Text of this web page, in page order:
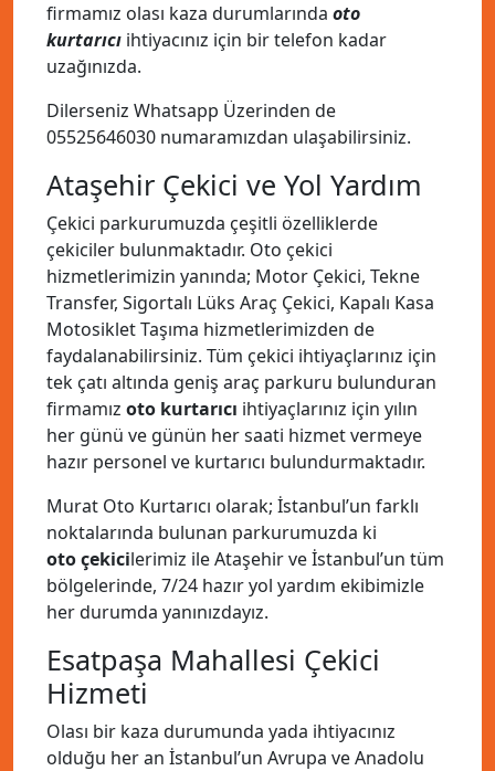
firmamız olası kaza durumlarında oto
kurtarıcı ihtiyacınız için bir telefon kadar
uzağınızda.
Dilerseniz Whatsapp Üzerinden de
05525646030 numaramızdan ulaşabilirsiniz.
Ataşehir Çekici ve Yol Yardım
Çekici parkurumuzda çeşitli özelliklerde
çekiciler bulunmaktadır. Oto çekici
hizmetlerimizin yanında; Motor Çekici, Tekne
Transfer, Sigortalı Lüks Araç Çekici, Kapalı Kasa
Motosiklet Taşıma hizmetlerimizden de
faydalanabilirsiniz. Tüm çekici ihtiyaçlarınız için
tek çatı altında geniş araç parkuru bulunduran
firmamız oto kurtarıcı ihtiyaçlarınız için yılın
her günü ve günün her saati hizmet vermeye
hazır personel ve kurtarıcı bulundurmaktadır.
Murat Oto Kurtarıcı olarak; İstanbul’un farklı
noktalarında bulunan parkurumuzda ki
oto çekicilerimiz ile Ataşehir ve İstanbul’un tüm
bölgelerinde, 7/24 hazır yol yardım ekibimizle
her durumda yanınızdayız.
Esatpaşa Mahallesi Çekici
Hizmeti
Olası bir kaza durumunda yada ihtiyacınız
olduğu her an İstanbul’un Avrupa ve Anadolu